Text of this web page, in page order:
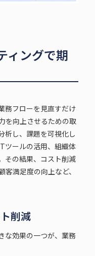
ィングで期
務フローを見直すだけ
を向上させるための取
析し、課題を可視化し
ツールの活用、組織体
その結果、コスト削減
満足度の向上など、
削減
な効果の一つが、業務